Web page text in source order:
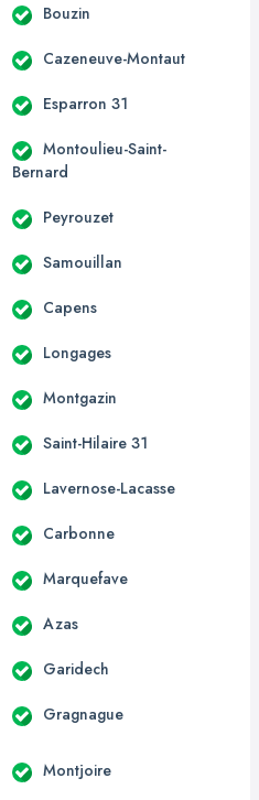
Bouzin
Cazeneuve-Montaut
Esparron 31
Montoulieu-Saint-
Bernard
Peyrouzet
Samouillan
Capens
Longages
Montgazin
Saint-Hilaire 31
Lavernose-Lacasse
Carbonne
Marquefave
Azas
Garidech
Gragnague
Montjoire